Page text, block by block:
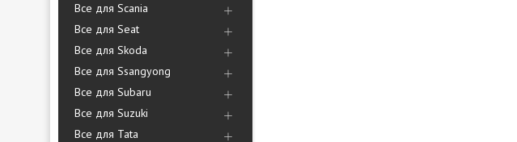
Все для Scania
Все для Seat
Все для Skoda
Все для Ssangyong
Все для Subaru
Все для Suzuki
Все для Tata